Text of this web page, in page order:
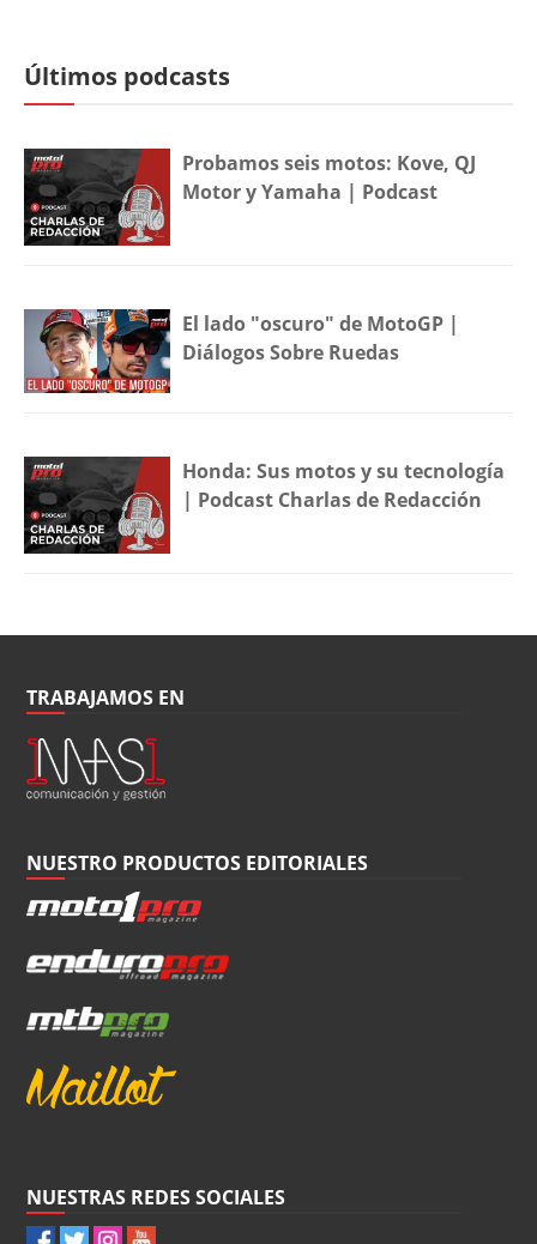
Últimos podcasts
Probamos seis motos: Kove, QJ
Motor y Yamaha | Podcast
El lado "oscuro" de MotoGP |
Diálogos Sobre Ruedas
Honda: Sus motos y su tecnología
| Podcast Charlas de Redacción
TRABAJAMOS EN
NUESTRO PRODUCTOS EDITORIALES
NUESTRAS REDES SOCIALES